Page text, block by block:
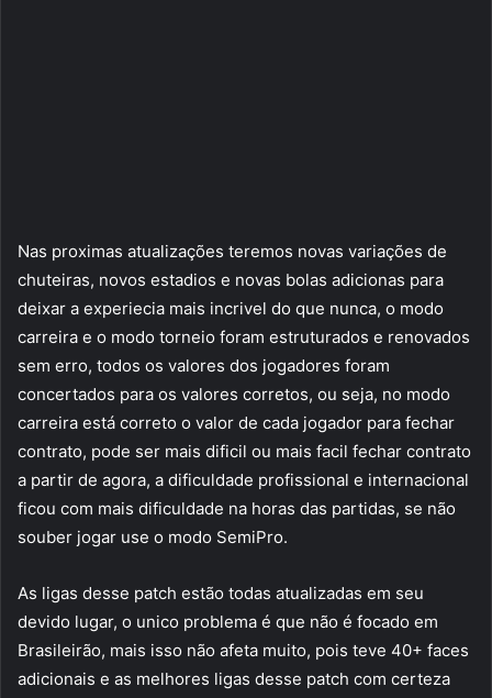
Nas proximas atualizações teremos novas variações de
chuteiras, novos estadios e novas bolas adicionas para
deixar a experiecia mais incrivel do que nunca, o modo
carreira e o modo torneio foram estruturados e renovados
sem erro, todos os valores dos jogadores foram
concertados para os valores corretos, ou seja, no modo
carreira está correto o valor de cada jogador para fechar
contrato, pode ser mais dificil ou mais facil fechar contrato
a partir de agora, a dificuldade profissional e internacional
ficou com mais dificuldade na horas das partidas, se não
souber jogar use o modo SemiPro.
As ligas desse patch estão todas atualizadas em seu
devido lugar, o unico problema é que não é focado em
Brasileirão, mais isso não afeta muito, pois teve 40+ faces
adicionais e as melhores ligas desse patch com certeza